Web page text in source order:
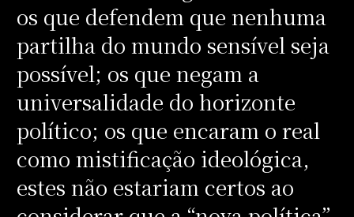
os que defendem que nenhuma
partilha do mundo sensível seja
possível; os que negam a
universalidade do horizonte
político; os que encaram o real
como mistificação ideológica,
estes não estariam certos ao